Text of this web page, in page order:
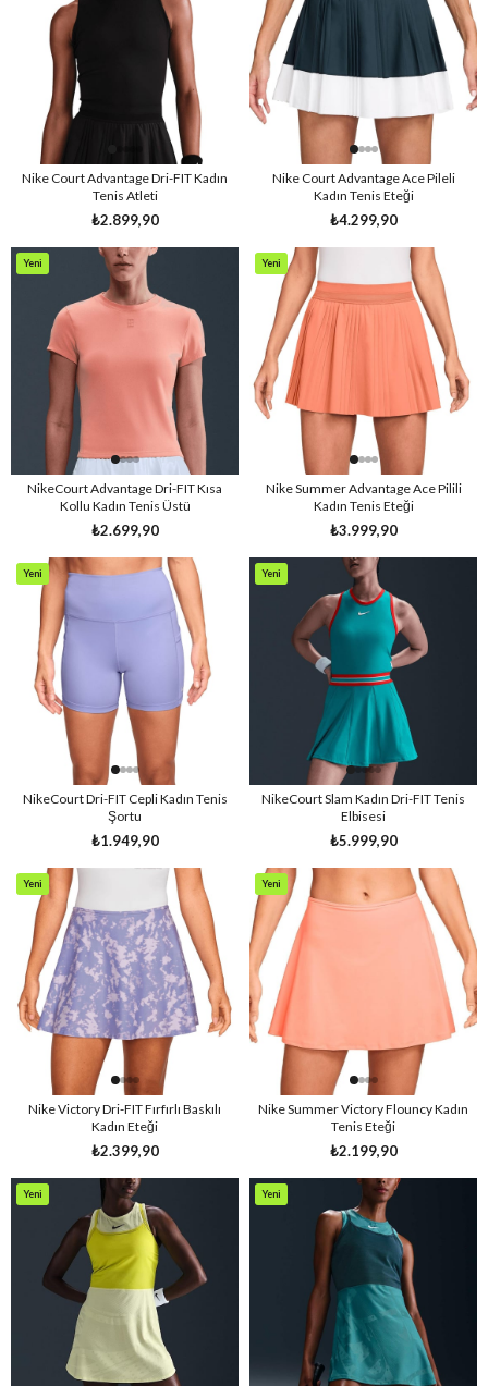
Nike Court Advantage Dri-FIT Kadın
Tenis Atleti
₺2.899,90
Nike Court Advantage Ace Pileli
Kadın Tenis Eteği
₺4.299,90
NikeCourt Advantage Dri-FIT Kısa
Kollu Kadın Tenis Üstü
₺2.699,90
Yeni
Nike Summer Advantage Ace Pilili
Kadın Tenis Eteği
₺3.999,90
Yeni
Ürün
NikeCourt Dri-FIT Cepli Kadın Tenis
Şortu
₺1.949,90
Yeni
Ürün
NikeCourt Slam Kadın Dri-FIT Tenis
Elbisesi
₺5.999,90
Yeni
Nike Victory Dri-FIT Fırfırlı Baskılı
Kadın Eteği
₺2.399,90
Yeni
Ürün
Nike Summer Victory Flouncy Kadın
Tenis Eteği
₺2.199,90
Yeni
Yeni
Yeni